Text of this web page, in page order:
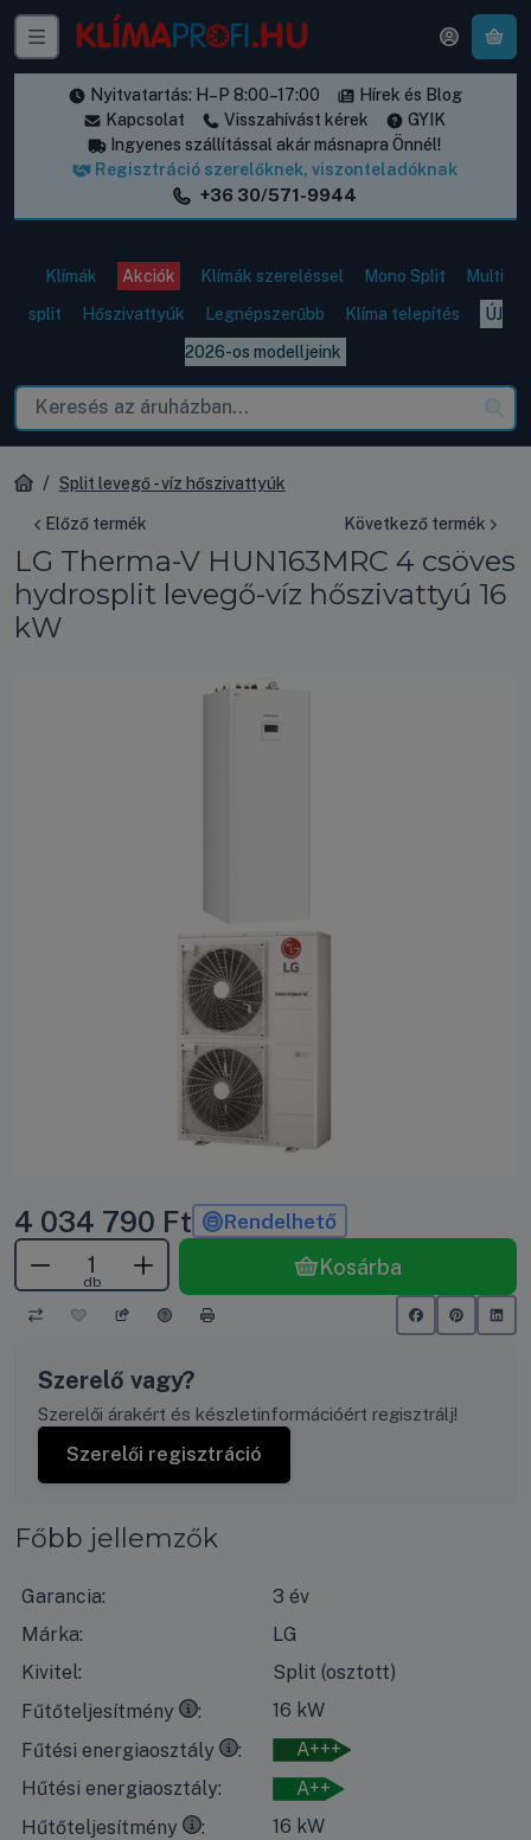
Nyitvatartás: H–P 8:00–17:00
Hírek és Blog
Kapcsolat
Visszahívást kérek
GYIK
Ingyenes szállítással akár másnapra Önnél!
Regisztráció szerelőknek, viszonteladóknak
+36 30/571-9944
Klímák Akciók Klímák szereléssel Mono Split
Multi
split
Hőszivattyúk Legnépszerűbb Klíma telepítés
ÚJ
2026-os modelljeink
Split levegő - víz hőszivattyúk
Előző termék Következő termék
LG Therma-V HUN163MRC 4 csöves
hydrosplit levegő-víz hőszivattyú 16
kW
4 034 790 Ft Rendelhető
db
Kosárba
Szerelő vagy?
Szerelői árakért és készletinformációért regisztrálj!
Szerelői regisztráció
Főbb jellemzők
Garancia:
3 év
Márka:
LG
Kivitel:
Split (osztott)
Fűtőteljesítmény
16 kW
35°Ckilépő vízhőmérséklet esetén, 7°C-os száraz
Fűtési energiaosztály
A+++
35°Ckilépő vízhőmérséklet esetén, 7°C-os száraz
Hűtési energiaosztály:
A++
Hűtőteljesítmény
16 kW
7°Ckilépő vízhőmérséklet esetén, 35°C-os száraz